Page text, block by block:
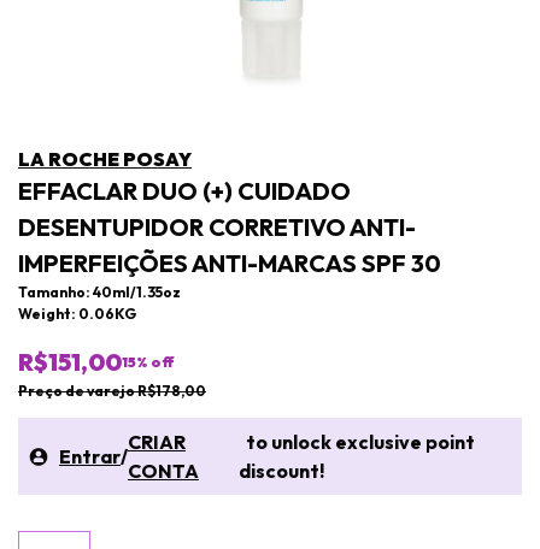
LA ROCHE POSAY
EFFACLAR DUO (+) CUIDADO
DESENTUPIDOR CORRETIVO ANTI-
IMPERFEIÇÕES ANTI-MARCAS SPF 30
Tamanho: 40ml/1.35oz
Weight: 0.06KG
R$151,0015% off
Preço de varejo R$178,00
Entrar/
CRIAR
CONTA
to unlock exclusive point
discount!